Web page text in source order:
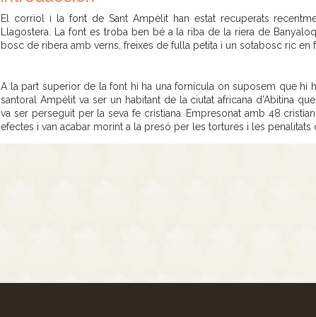
El corriol i la font de Sant Ampèlit han estat recuperats
Llagostera. La font es troba ben bé a la riba de la riera de
bosc de ribera amb verns, freixes de fulla petita i un sotabosc ric en
A la part superior de la font hi ha una fornícula on suposem que hi
santoral Ampèlit va ser un habitant de la ciutat africana d’Abitina
va ser perseguit per la seva fe cristiana. Empresonat amb 48
efectes i van acabar morint a la presó per les tortures i les penalitats